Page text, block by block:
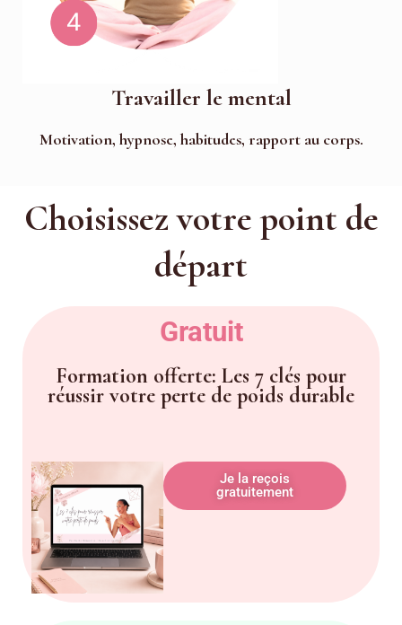
Travailler le mental
Motivation, hypnose, habitudes, rapport au corps.
Choisissez votre point de
départ
Gratuit
Formation offerte: Les 7 clés pour
réussir votre perte de poids durable
Je la reçois
gratuitement